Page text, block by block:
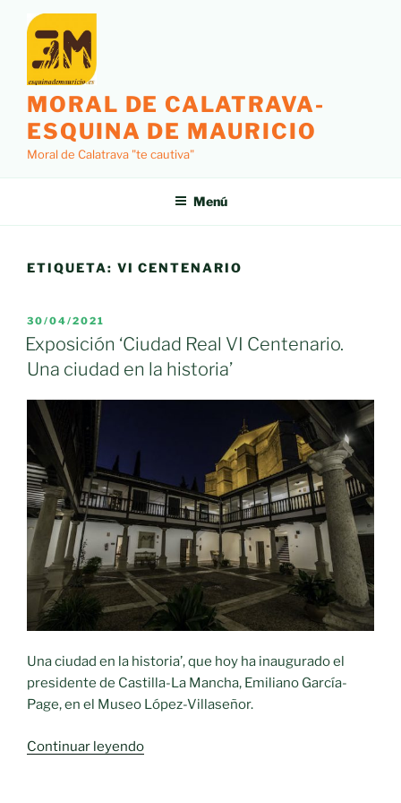
contenido
MORAL DE CALATRAVA-
ESQUINA DE MAURICIO
Moral de Calatrava "te cautiva"
Menú
ETIQUETA: VI CENTENARIO
PUBLICADO
EL
30/04/2021
Exposición ‘Ciudad Real VI Centenario.
Una ciudad en la historia’
Una ciudad en la historia’, que hoy ha inaugurado el
presidente de Castilla-La Mancha, Emiliano García-
Page, en el Museo López-Villaseñor.
Continuar leyendo«Exposición